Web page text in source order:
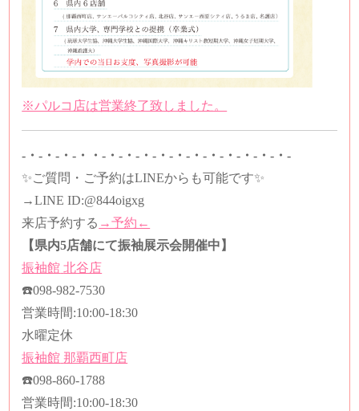
※パルコ店は営業終了致しました。
-・-・-・-・・-・-・-・-・-・-・-・-・-・-・-・-
✨ご質問・ご予約はLINEからも可能です✨
→LINE ID:@844oigxg
来店予約する →予約←
【県内5店舗にて振袖展示会開催中】
振袖館 北谷店
☎️098-982-7530
営業時間:10:00-18:30
水曜定休
振袖館 那覇西町店
☎️098-860-1788
営業時間:10:00-18:30